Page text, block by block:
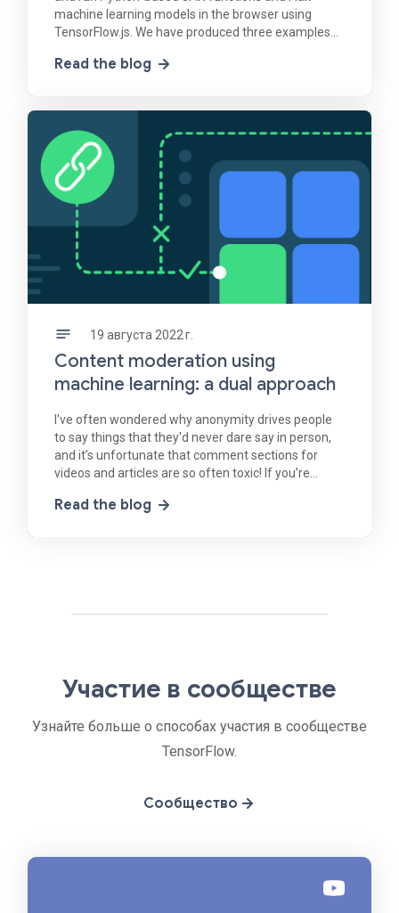
machine learning models in the browser using
TensorFlow.js. We have produced three examples
increasing
Read the blog
Content moderation using
machine learning: a dual approach
I've often wondered why anonymity drives people
to say things that they'd never dare say in person,
and it’s unfortunate that comment sections for
videos and articles are so often toxic! If you’re
machine
19 августа 2022 г.
Read the blog
Участие в сообществе
Узнайте больше о способах участия в сообществе
TensorFlow.
Сообщество